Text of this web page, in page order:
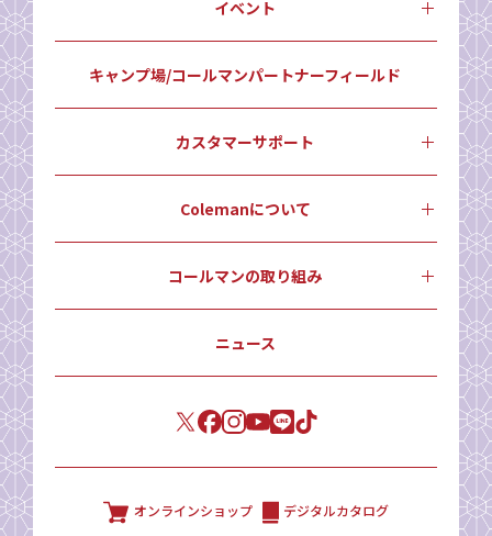
イベント
キャンプ場/コールマンパートナーフィールド
カスタマーサポート
Colemanについて
コールマンの取り組み
ニュース
オンラインショップ デジタルカタログ